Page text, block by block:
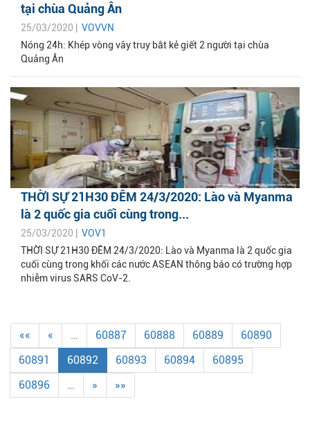
tại chùa Quảng Ân
25/03/2020 | VOVVN
Nóng 24h: Khép vòng vây truy bắt kẻ giết 2 người tại chùa
Quảng Ân
THỜI SỰ 21H30 ĐÊM 24/3/2020: Lào và Myanma
là 2 quốc gia cuối cùng trong...
25/03/2020 | VOV1
THỜI SỰ 21H30 ĐÊM 24/3/2020: Lào và Myanma là 2 quốc gia
cuối cùng trong khối các nước ASEAN thông báo có trường hợp
nhiễm virus SARS CoV-2.
«« « … 60887 60888 60889
60890
60891
60892 60893 60894
60895
60896
… » »»